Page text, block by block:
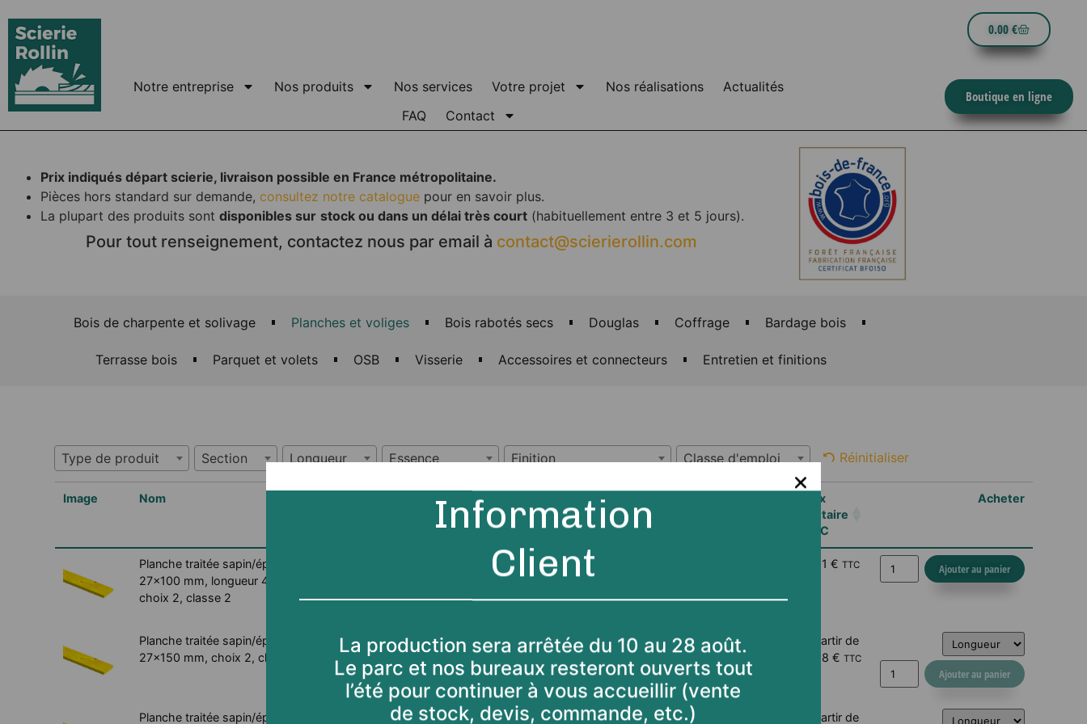
Notre entreprise Nos produits Nos services Votre projet Nos réalisations
Actualités
FAQ
Contact
0.00 €
Boutique en ligne
Prix indiqués départ scierie, livraison possible en France métropolitaine.
Pièces hors standard sur demande, consultez notre catalogue pour en savoir plus.
La plupart des produits sont disponibles sur stock ou dans un délai très court (habituellement entre 3 et 5 jours).
Pour tout renseignement, contactez nous par email à contact@scierierollin.com
Bois de charpente et solivage Planches et voliges Bois rabotés secs Douglas Coffrage Bardage bois
Terrasse bois Parquet et volets OSB Visserie Accessoires et connecteurs Entretien et finitions
Type de produit Section Longueur Essence Finition Classe d'emploi Réinitialiser
Image Nom Section Longueur Essence
Prix
unitaire
TTC
Acheter
Planche traitée sapin/épicéa
27x100 mm, longueur 4,00m,
choix 2, classe 2
4 ml Sapin/Epicéa
sciage
5.21 € TTC Ajouter au panier
Planche traitée sapin/épicéa
27x150 mm, choix 2, classe 2
Planche 27/150 3 ml, 4 ml Sapin/Epicéa
Brut /
Frais de
sciage
Classe 2
à partir de
5.68 € TTC
Ajouter au panier
Planche traitée sapin/épicéa
27/200 3 ml,4 ml ,5
Sapin/Epicéa
Brut /
à partir de
Information
Client